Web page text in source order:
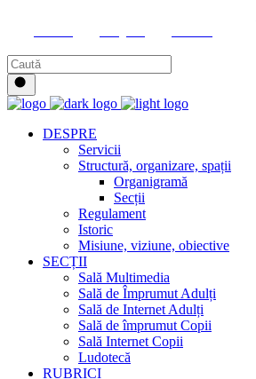
DESPRE
Servicii
Structură, organizare, spații
Organigramă
Secții
Regulament
Istoric
Misiune, viziune, obiective
SECȚII
Sală Multimedia
Sală de Împrumut Adulți
Sală de Internet Adulți
Sală de împrumut Copii
Sală Internet Copii
Ludotecă
RUBRICI